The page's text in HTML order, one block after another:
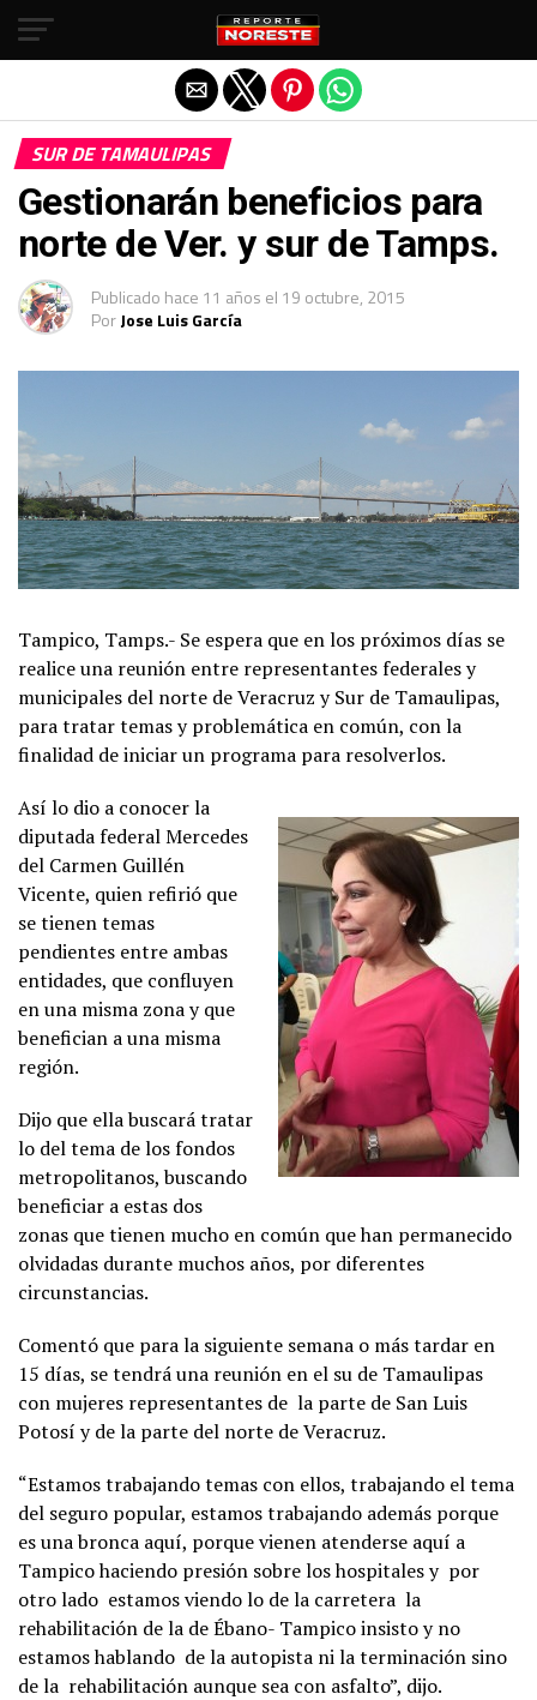
SUR DE TAMAULIPAS
Gestionarán beneficios para
norte de Ver. y sur de Tamps.
Publicado hace 11 años el 19 octubre, 2015
PorJose Luis García
Tampico, Tamps.- Se espera que en los próximos días se
realice una reunión entre representantes federales y
municipales del norte de Veracruz y Sur de Tamaulipas,
para tratar temas y problemática en común, con la
finalidad de iniciar un programa para resolverlos.
Así lo dio a conocer la
diputada federal Mercedes
del Carmen Guillén
Vicente, quien refirió que
se tienen temas
pendientes entre ambas
entidades, que confluyen
en una misma zona y que
benefician a una misma
región.
Dijo que ella buscará tratar
lo del tema de los fondos
metropolitanos, buscando
beneficiar a estas dos
zonas que tienen mucho en común que han permanecido
olvidadas durante muchos años, por diferentes
circunstancias.
Comentó que para la siguiente semana o más tardar en
15 días, se tendrá una reunión en el su de Tamaulipas
con mujeres representantes de la parte de San Luis
Potosí y de la parte del norte de Veracruz.
“Estamos trabajando temas con ellos, trabajando el tema
del seguro popular, estamos trabajando además porque
es una bronca aquí, porque vienen atenderse aquí a
Tampico haciendo presión sobre los hospitales y por
otro lado estamos viendo lo de la carretera la
rehabilitación de la de Ébano- Tampico insisto y no
estamos hablando de la autopista ni la terminación sino
de la rehabilitación aunque sea con asfalto”, dijo.
Salir de la versión móvil